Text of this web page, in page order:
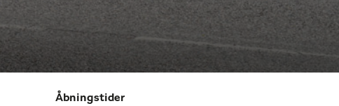
Åbningstider